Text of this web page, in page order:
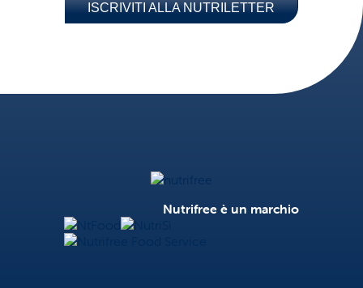
ISCRIVITI ALLA NUTRILETTER
Nutrifree è un marchio
NtFood